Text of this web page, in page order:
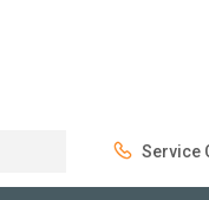
Service